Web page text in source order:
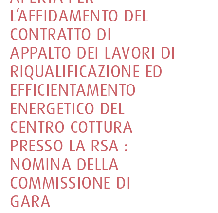
L’AFFIDAMENTO DEL
CONTRATTO DI
APPALTO DEI LAVORI DI
RIQUALIFICAZIONE ED
EFFICIENTAMENTO
ENERGETICO DEL
CENTRO COTTURA
PRESSO LA RSA :
NOMINA DELLA
COMMISSIONE DI
GARA